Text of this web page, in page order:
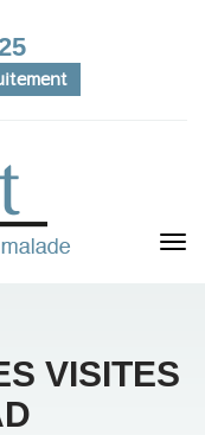
VISITES